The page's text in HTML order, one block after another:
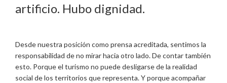
artificio. Hubo dignidad.
Desde nuestra posición como prensa acreditada, sentimos la
responsabilidad de no mirar hacia otro lado. De contar también
esto. Porque el turismo no puede desligarse de la realidad
social de los territorios que representa. Y porque acompañar